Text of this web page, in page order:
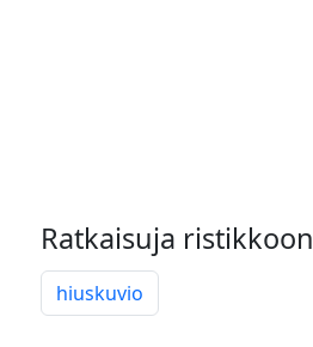
Ratkaisuja ristikkoon
hiuskuvio